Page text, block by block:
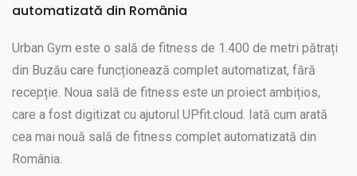
automatizată din România
Urban Gym este o sală de fitness de 1.400 de metri pătrați
din Buzău care funcționează complet automatizat, fără
recepție. Noua sală de fitness este un proiect ambițios,
care a fost digitizat cu ajutorul UPfit.cloud. Iată cum arată
cea mai nouă sală de fitness complet automatizată din
România.